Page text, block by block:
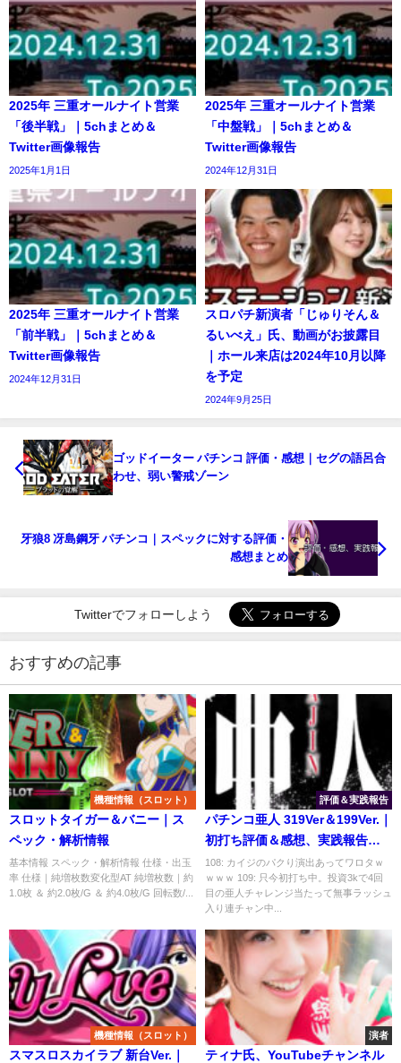
2025年 三重オールナイト営業
「後半戦」｜5chまとめ＆
Twitter画像報告
2025年1月1日
2025年 三重オールナイト営業
「中盤戦」｜5chまとめ＆
Twitter画像報告
2024年12月31日
2025年 三重オールナイト営業
「前半戦」｜5chまとめ＆
Twitter画像報告
2024年12月31日
スロパチ新演者「じゅりそん＆
るいべえ」氏、動画がお披露目
｜ホール来店は2024年10月以降
を予定
2024年9月25日
ゴッドイーター パチンコ 評価・感想｜セグの語呂合
わせ、弱い警戒ゾーン
牙狼8 冴島鋼牙 パチンコ｜スペックに対する評価・
感想まとめ
Twitterでフォローしよう
おすすめの記事
機種情報（スロット）
スロットタイガー＆バニー｜ス
ペック・解析情報
基本情報 スペック・解析情報 仕様・出玉
率 仕様｜純増枚数変化型AT 純増枚数｜約
1.0枚 ＆ 約2.0枚/G ＆ 約4.0枚/G 回転数/...
評価＆実践報告
パチンコ亜人 319Ver＆199Ver.｜
初打ち評価＆感想、実践報告ま
とめ
108: カイジのパクり演出あってワロタｗ
ｗｗｗ 109: 只今初打ち中。投資3kで4回
目の亜人チャレンジ当たって無事ラッシュ
入り連チャン中...
機種情報（スロット）
スマスロスカイラブ 新台Ver.｜
演者
ティナ氏、YouTubeチャンネル